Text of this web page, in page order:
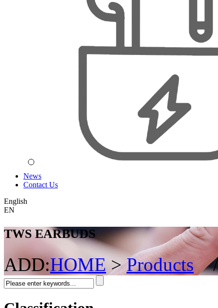
News
Contact Us
English
EN
TWS EARBUDS
ADD:HOME >Products